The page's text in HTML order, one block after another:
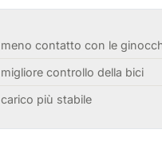
meno contatto con le
migliore controllo della bici
carico più stabile